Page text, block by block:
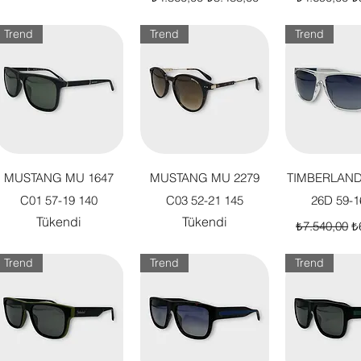
Hızlı Bakış
Trend
MUSTANG MU 1647
C01 57-19 140
Tükendi
Hızlı Bakış
Trend
MUSTANG MU 2279
C03 52-21 145
Tükendi
Hızlı
Trend
26D 59-
Normal
₺7.540,00
Trend Trend Trend